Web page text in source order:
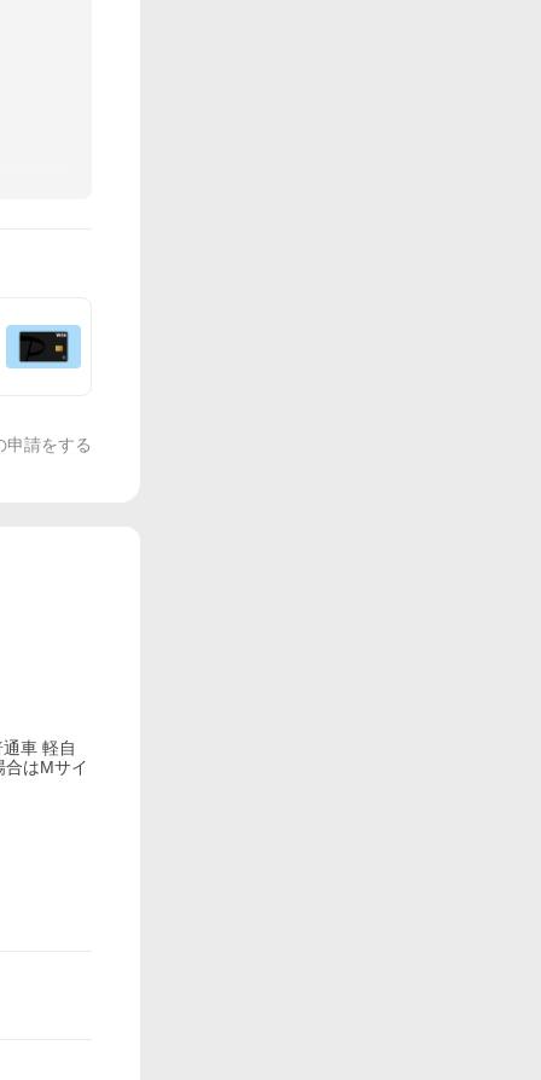
申請をする
車 軽自
はMサイ